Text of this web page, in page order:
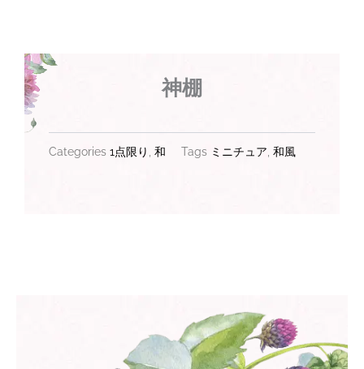
神棚
Categories 1点限り 和 Tags ミニチュア 和風